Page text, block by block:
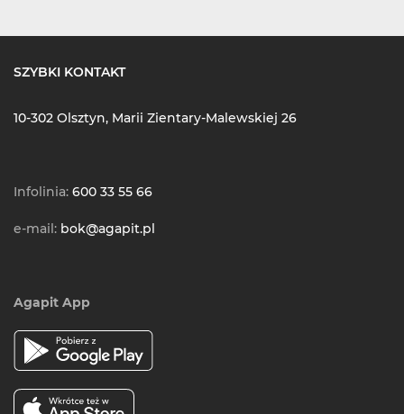
SZYBKI KONTAKT
10-302 Olsztyn, Marii Zientary-Malewskiej 26
Infolinia: 600 33 55 66
e-mail: bok@agapit.pl
Agapit App